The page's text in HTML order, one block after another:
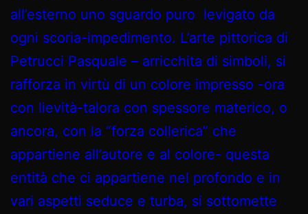
all’esterno uno sguardo puro levigato da
ogni scoria-impedimento. L’arte pittorica di
Petrucci Pasquale – arricchita di simboli, si
rafforza in virtù di un colore impresso -ora
con lievità-talora con spessore materico, o
ancora, con la “forza collerica” che
appartiene all’autore e al colore- questa
entità che ci appartiene nel profondo e in
vari aspetti seduce e turba, si sottomette